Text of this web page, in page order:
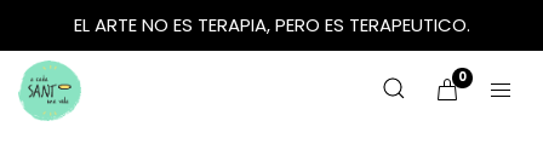
EL ARTE NO ES TERAPIA, PERO ES TERAPEUTICO.
0